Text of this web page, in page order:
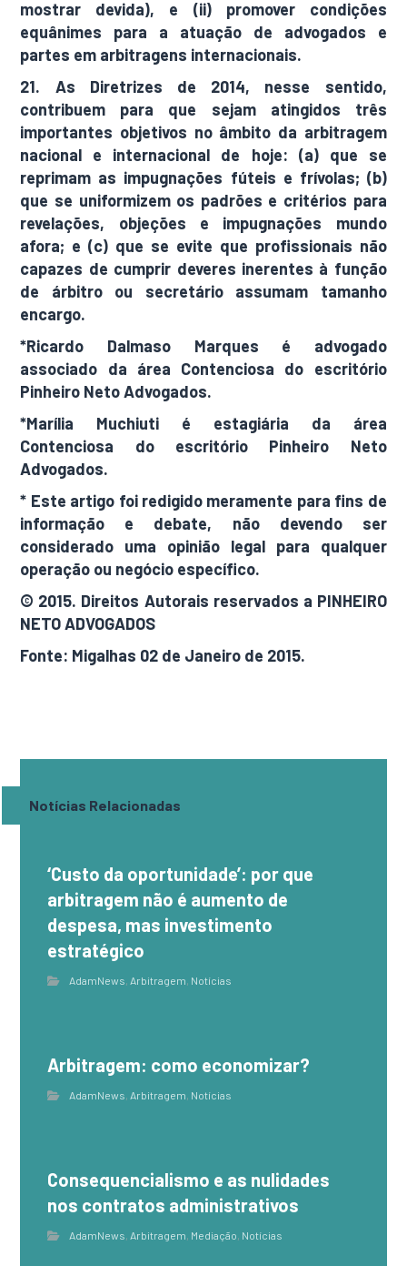
mostrar devida), e (ii) promover condições
equânimes para a atuação de advogados e
partes em arbitragens internacionais.
21. As Diretrizes de 2014, nesse sentido,
contribuem para que sejam atingidos três
importantes objetivos no âmbito da arbitragem
nacional e internacional de hoje: (a) que se
reprimam as impugnações fúteis e frívolas; (b)
que se uniformizem os padrões e critérios para
revelações, objeções e impugnações mundo
afora; e (c) que se evite que profissionais não
capazes de cumprir deveres inerentes à função
de árbitro ou secretário assumam tamanho
encargo.
*Ricardo Dalmaso Marques é advogado
associado da área Contenciosa do escritório
Pinheiro Neto Advogados.
*Marília Muchiuti é estagiária da área
Contenciosa do escritório Pinheiro Neto
Advogados.
* Este artigo foi redigido meramente para fins de
informação e debate, não devendo ser
considerado uma opinião legal para qualquer
operação ou negócio específico.
© 2015. Direitos Autorais reservados a PINHEIRO
NETO ADVOGADOS
Fonte: Migalhas 02 de Janeiro de 2015.
Notícias Relacionadas
‘Custo da oportunidade’: por que
arbitragem não é aumento de
despesa, mas investimento
estratégico
AdamNews, Arbitragem, Notícias
Arbitragem: como economizar?
AdamNews, Arbitragem, Notícias
Consequencialismo e as nulidades
nos contratos administrativos
AdamNews, Arbitragem, Mediação, Notícias